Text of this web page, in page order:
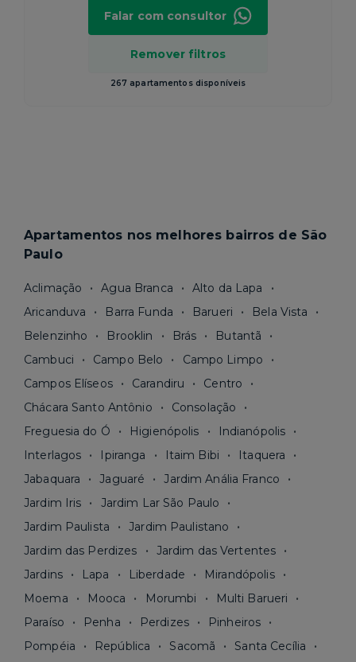
Remover filtros
267 apartamentos disponíveis
Falar com consultor
Apartamentos nos melhores bairros de São
Paulo
Aclimação Agua Branca
Alto da Lapa
Aricanduva
Barra Funda Barueri
Bela Vista
Belenzinho
Brooklin Brás
Butantã
Cambuci
Campo Belo
Campo Limpo
Campos Elíseos
Carandiru
Centro
Chácara Santo Antônio
Consolação
Freguesia do Ó
Higienópolis
Indianópolis
Interlagos
Ipiranga Itaim Bibi
Itaquera
Jabaquara
Jaguaré
Jardim Anália Franco
Jardim Iris
Jardim Lar São Paulo
Jardim Paulista
Jardim Paulistano
Jardim das Perdizes
Jardim das Vertentes
Jardins
Lapa Liberdade
Mirandópolis
Moema
Mooca Morumbi
Multi Barueri
Paraíso
Penha Perdizes
Pinheiros
Pompéia
República Sacomã
Santa Cecília